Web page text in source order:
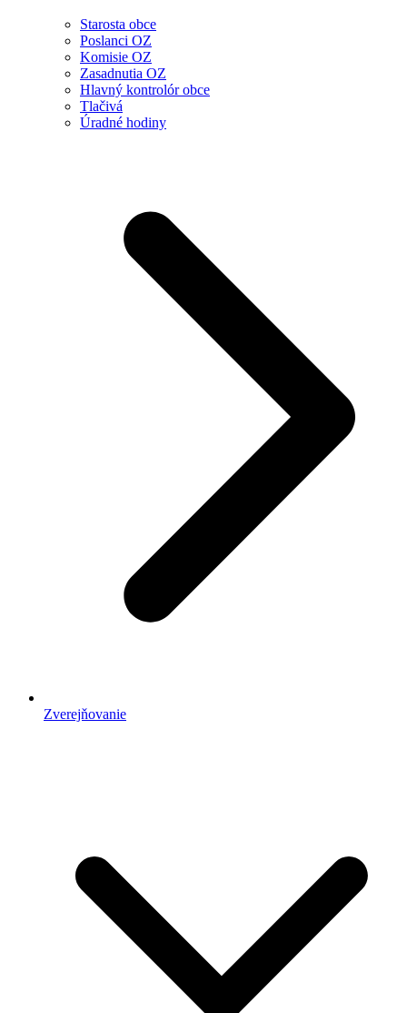
Starosta obce
Poslanci OZ
Komisie OZ
Zasadnutia OZ
Hlavný kontrolór obce
Tlačivá
Úradné hodiny
Zverejňovanie